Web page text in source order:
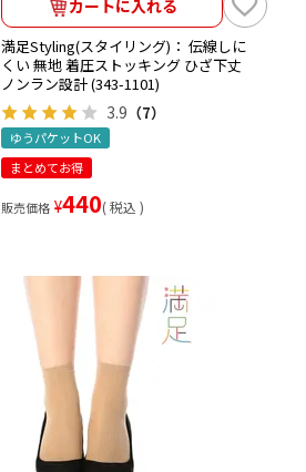
カートに入れる
満足Styling(スタイリング)： 伝線しに
くい 無地 着圧ストッキング ひざ下丈
ノンラン設計 (343-1101)
3.9 （7）
ゆうパケットOK
まとめてお得
販売価格 ¥440 税込